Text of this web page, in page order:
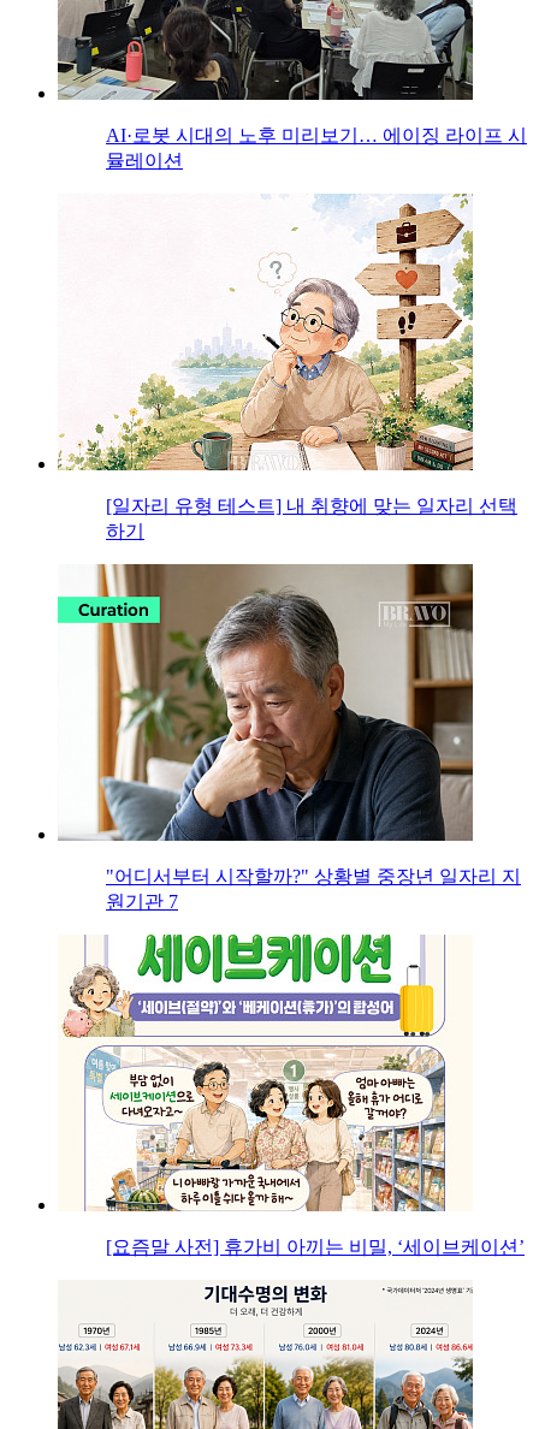
AI·로봇 시대의 노후 미리보기… 에이징 라이프 시
뮬레이션
[일자리 유형 테스트] 내 취향에 맞는 일자리 선택
하기
"어디서부터 시작할까?" 상황별 중장년 일자리 지
원기관 7
[요즘말 사전] 휴가비 아끼는 비밀, ‘세이브케이션’